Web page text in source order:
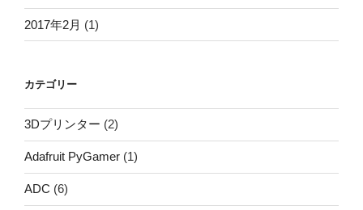
2017年2月 (1)
カテゴリー
3Dプリンター (2)
Adafruit PyGamer (1)
ADC (6)